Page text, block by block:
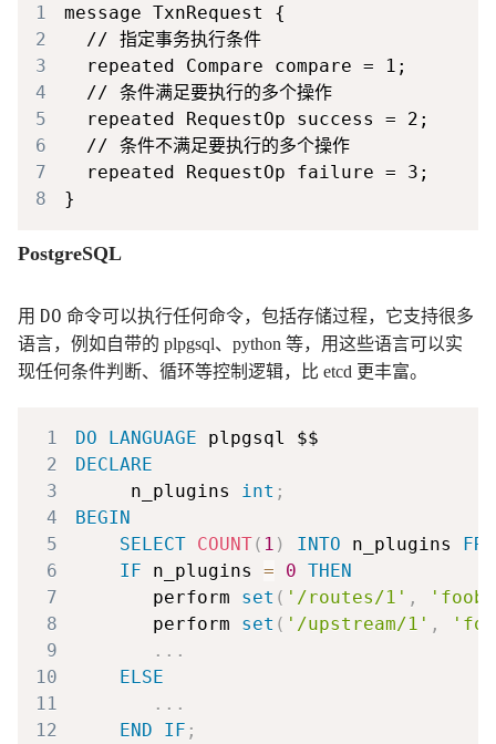
1
2
3
4
5
6
7
8
PostgreSQL
用 DO 命令可以执行任何命令，包括存储过程，它支持很多
语言，例如自带的 plpgsql、python 等，用这些语言可以实
现任何条件判断、循环等控制逻辑，比 etcd 更丰富。
1 DO LANGUAGE
2
DECLARE
3
     n_plugins
int ;
4
BEGIN
5
SELECT COUNT( 1 ) INTO n_plugins
6
IF n_plugins = 0 THEN
7
       perform
set ( '/routes/1' ,
8
       perform
set ( '/upstream/1' ,
9
. . .
10
ELSE
11
. . .
12
END IF ;